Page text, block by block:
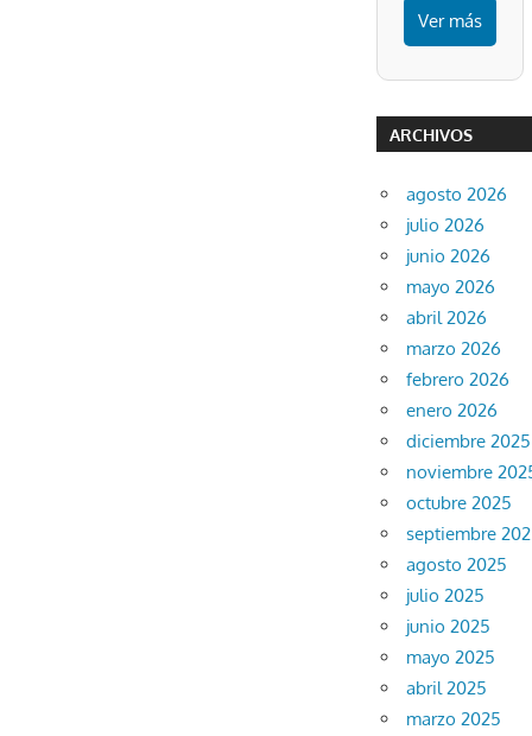
Ver más
ARCHIVOS
agosto 2026
julio 2026
junio 2026
mayo 2026
abril 2026
marzo 2026
febrero 2026
enero 2026
diciembre 2025
noviembre
octubre 2025
septiembre
agosto 2025
julio 2025
junio 2025
mayo 2025
abril 2025
marzo 2025